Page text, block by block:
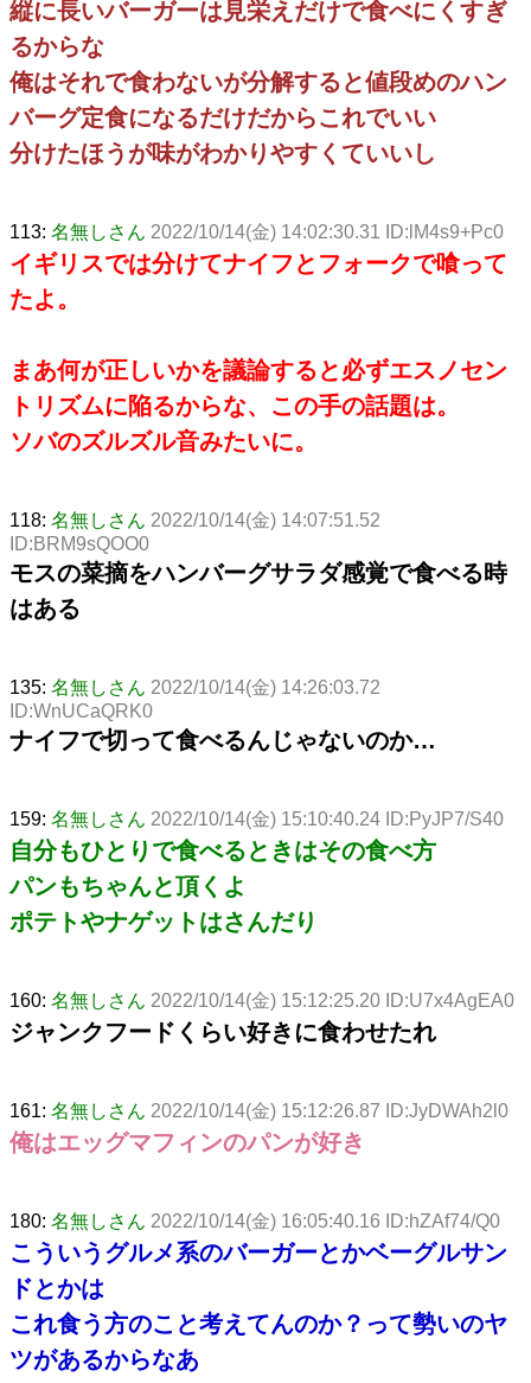
縦に長いバーガーは見栄えだけで食べにくすぎ
るからな
俺はそれで食わないが分解すると値段めのハン
バーグ定食になるだけだからこれでいい
分けたほうが味がわかりやすくていいし
113: 名無しさん 2022/10/14(金) 14:02:30.31 ID:lM4s9+Pc0
イギリスでは分けてナイフとフォークで喰って
たよ。
まあ何が正しいかを議論すると必ずエスノセン
トリズムに陥るからな、この手の話題は。
ソバのズルズル音みたいに。
118: 名無しさん 2022/10/14(金) 14:07:51.52
ID:BRM9sQOO0
モスの菜摘をハンバーグサラダ感覚で食べる時
はある
135: 名無しさん 2022/10/14(金) 14:26:03.72
ID:WnUCaQRK0
ナイフで切って食べるんじゃないのか…
159: 名無しさん 2022/10/14(金) 15:10:40.24 ID:PyJP7/S40
自分もひとりで食べるときはその食べ方
パンもちゃんと頂くよ
ポテトやナゲットはさんだり
160: 名無しさん 2022/10/14(金) 15:12:25.20 ID:U7x4AgEA0
ジャンクフードくらい好きに食わせたれ
161: 名無しさん 2022/10/14(金) 15:12:26.87 ID:JyDWAh2l0
俺はエッグマフィンのパンが好き
180: 名無しさん 2022/10/14(金) 16:05:40.16 ID:hZAf74/Q0
こういうグルメ系のバーガーとかベーグルサン
ドとかは
これ食う方のこと考えてんのか？って勢いのヤ
ツがあるからなあ